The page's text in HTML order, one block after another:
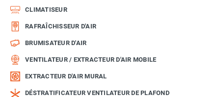
CLIMATISEUR
RAFRAÎCHISSEUR D'AIR
BRUMISATEUR D'AIR
VENTILATEUR / EXTRACTEUR D'AIR MOBILE
EXTRACTEUR D'AIR MURAL
DÉSTRATIFICATEUR VENTILATEUR DE PLAFOND